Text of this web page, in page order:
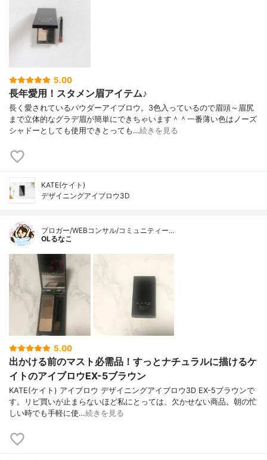
5.00
長年愛用！スタメン眉アイテム♪
長く愛されているパウダーアイブロウ。3色入っているので眉頭～眉尻
まで立体的なグラデ眉が簡単にできちゃいます＾＾一番薄い色はノーズ
シャドーとしても使用できとっても…続きを見る
KATE(ケイト)
デザイニングアイブロウ3D
ブロガー/WEBコンサル/コミュニティー…
OLるなこ
5.00
出かける前のマスト必需品！すっとナチュラルに描けるケ
イトのアイブロウEX-5ブラウン
KATE(ケイト) アイブロウ デザイニングアイブロウ3D EX-5ブラウンで
す。リピ買いが止まらないほど私にとっては、欠かせない商品。朝の忙
しい時でも手軽に使…続きを見る